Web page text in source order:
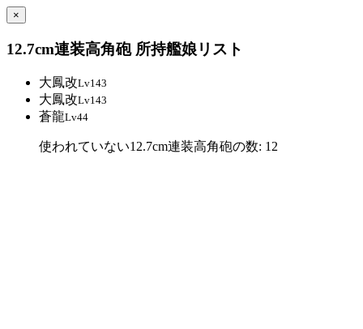
×
12.7cm連装高角砲 所持艦娘リスト
大鳳改Lv143
大鳳改Lv143
蒼龍Lv44
使われていない12.7cm連装高角砲の数: 12